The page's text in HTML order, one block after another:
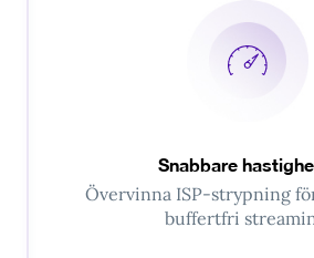
Snabbare
Övervinna ISP-strypning
buffertfri